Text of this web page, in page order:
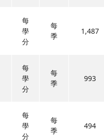
每
學
分
每
季
1,487
每
學
分
每
季
993
每
學
分
每
季
494